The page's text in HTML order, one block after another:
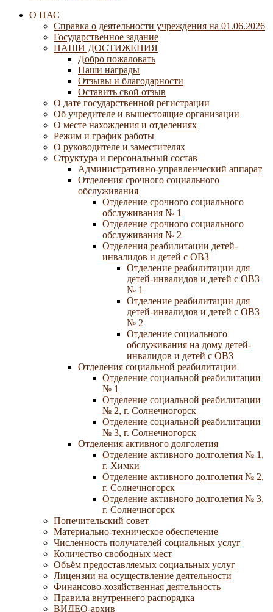
О НАС
Справка о деятельности учреждения на 01.06.2026
Государственное задание
НАШИ ДОСТИЖЕНИЯ
Добро пожаловать
Наши награды
Отзывы и благодарности
Оставить свой отзыв
О дате государственной регистрации
Об учредителе и вышестоящие организации
О месте нахождения и отделениях
Режим и график работы
О руководителе и заместителях
Структура и персональный состав
Административно-управленческий аппарат
Отделения срочного социального
обслуживания
Отделение срочного социального
обслуживания № 1
Отделение срочного социального
обслуживания № 2
Отделения реабилитации детей-
инвалидов и детей с ОВЗ
Отделение реабилитации для
детей-инвалидов и детей с ОВЗ
№ 1
Отделение реабилитации для
детей-инвалидов и детей с ОВЗ
№ 2
Отделение социального
обслуживания на дому детей-
инвалидов и детей с ОВЗ
Отделения социальной реабилитации
Отделение социальной реабилитации
№ 1
Отделение социальной реабилитации
№ 2, г. Солнечногорск
Отделение социальной реабилитации
№ 3, г. Солнечногорск
Отделения активного долголетия
Отделение активного долголетия № 1,
г. Химки
Отделение активного долголетия № 2,
г. Солнечногорск
Отделение активного долголетия № 3,
г. Солнечногорск
Попечительский совет
Материально-техническое обеспечение
Численность получателей социальных услуг
Количество свободных мест
Объём предоставляемых социальных услуг
Лицензии на осуществление деятельности
Финансово-хозяйственная деятельность
Правила внутреннего распорядка
ВИДЕО-архив